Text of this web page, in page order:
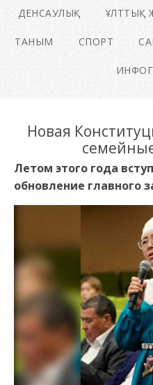
ДЕНСАУЛЫҚ ҰЛТТЫҚ
ТАНЫМ СПОРТ
Новая
Летом этого года
обновление главного